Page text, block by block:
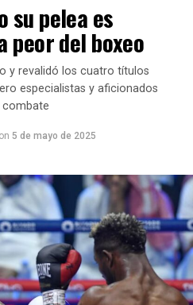
su pelea es
peor del boxeo
y revalidó los cuatro títulos
especialistas y aficionados
combate
on 5 de mayo de 2025